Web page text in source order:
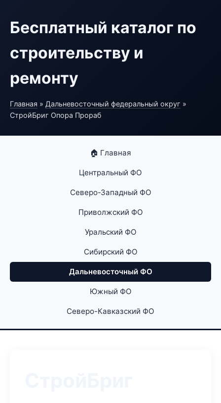
Бесплатный каталог по
строительству и
ремонту
Главная » Дальневосточный федеральный округ »
СтройБриг Опора Прораб
🏠 Главная
Центральный ФО
Северо-Западный ФО
Приволжский ФО
Уральский ФО
Сибирский ФО
Дальневосточный ФО
Южный ФО
Северо-Кавказский ФО